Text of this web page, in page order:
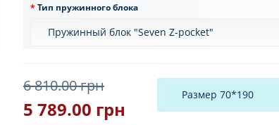
Тип пружинного блока
6 810.00 грн
5 789.00 грн